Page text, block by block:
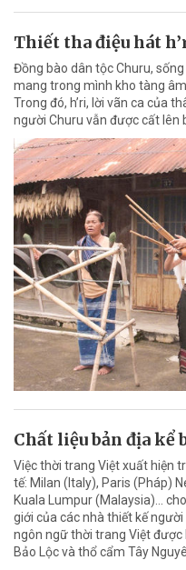
Thiết tha điệu hát
Đồng bào dân tộc Churu,
mang trong mình kho tàng
Trong đó, h’ri, lời vãn ca của
người Churu vẫn được cất lên
Chất liệu bản địa kể
Việc thời trang Việt xuất hiện
tế: Milan (Italy), Paris (Pháp)
Kuala Lumpur (Malaysia)...
giới của các nhà thiết kế
ngôn ngữ thời trang Việt được
Bảo Lộc và thổ cẩm Tây